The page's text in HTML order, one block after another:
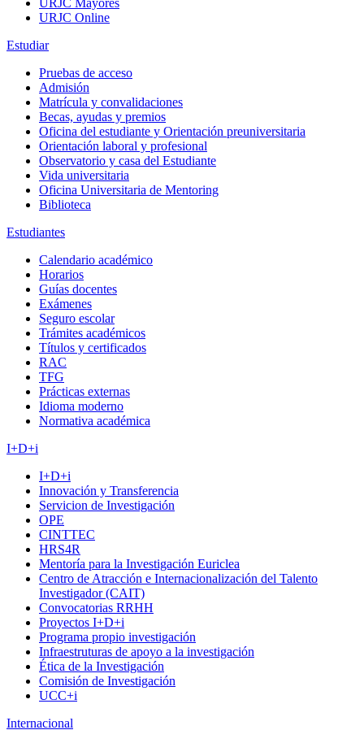
URJC Mayores
URJC Online
Estudiar
Pruebas de acceso
Admisión
Matrícula y convalidaciones
Becas, ayudas y premios
Oficina del estudiante y Orientación preuniversitaria
Orientación laboral y profesional
Observatorio y casa del Estudiante
Vida universitaria
Oficina Universitaria de Mentoring
Biblioteca
Estudiantes
Calendario académico
Horarios
Guías docentes
Exámenes
Seguro escolar
Trámites académicos
Títulos y certificados
RAC
TFG
Prácticas externas
Idioma moderno
Normativa académica
I+D+i
I+D+i
Innovación y Transferencia
Servicion de Investigación
OPE
CINTTEC
HRS4R
Mentoría para la Investigación Euriclea
Centro de Atracción e Internacionalización del Talento
Investigador (CAIT)
Convocatorias RRHH
Proyectos I+D+i
Programa propio investigación
Infraestruturas de apoyo a la investigación
Ética de la Investigación
Comisión de Investigación
UCC+i
Internacional